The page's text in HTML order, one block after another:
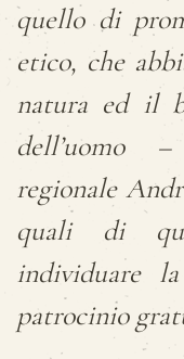
quello di
etico, che
natura ed il
dell’uomo
regionale
quali di
individuare
patrocinio